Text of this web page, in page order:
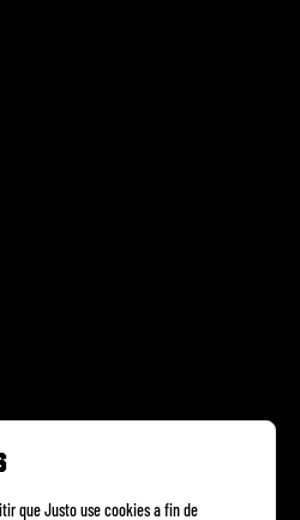
que Justo use cookies a fin de